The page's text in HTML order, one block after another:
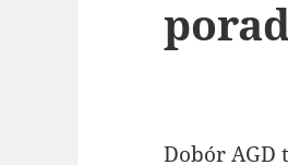
Dobór AGD